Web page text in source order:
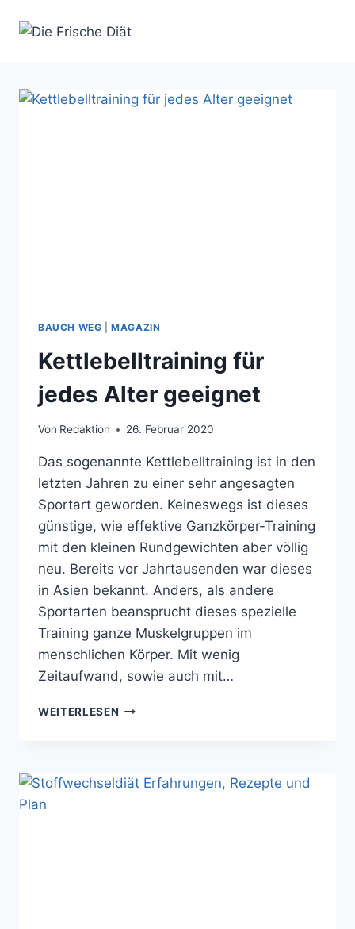
Inhalt
BAUCH WEG |MAGAZIN
Kettlebelltraining für
jedes Alter geeignet
Von Redaktion 26. Februar 2020
Das sogenannte Kettlebelltraining ist in den
letzten Jahren zu einer sehr angesagten
Sportart geworden. Keineswegs ist dieses
günstige, wie effektive Ganzkörper-Training
mit den kleinen Rundgewichten aber völlig
neu. Bereits vor Jahrtausenden war dieses
in Asien bekannt. Anders, als andere
Sportarten beansprucht dieses spezielle
Training ganze Muskelgruppen im
menschlichen Körper. Mit wenig
Zeitaufwand, sowie auch mit…
WEITERLESEN KETTLEBELLTRAINING
GEEIGNET